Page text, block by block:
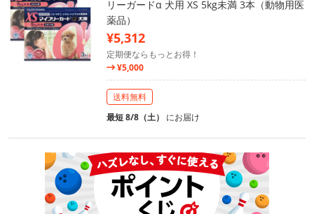
リーガードα 犬用 XS 5kg未満 3本（動物用医
薬品）
¥5,312
定期便ならもっとお得！
¥5,000
送料無料
最短 8/8（土） にお届け